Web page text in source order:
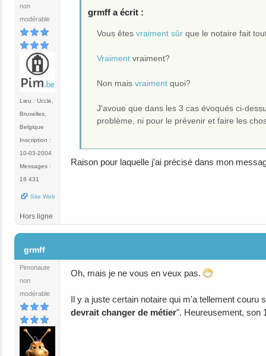
non
modérable
Lieu : Uccle,
Bruxelles,
Belgique
Inscription :
10-03-2004
Messages :
18 431
Site Web
grmff a écrit :
Vous êtesvraiment sûr que le notaire fait
Vraimentvraiment?
Non maisvraiment quoi?
J'avoue que dans les 3 cas évoqués ci-
problème, ni pour le prévenir et faire les
Raison pour laquelle j'ai précisé dans mon
Hors ligne
grmff
Pimonaute
non
modérable
Oh, mais je ne vous en veux pas.
Il y a juste certain notaire qui m'a tellement couru
devrait changer de métier". Heureusement, son